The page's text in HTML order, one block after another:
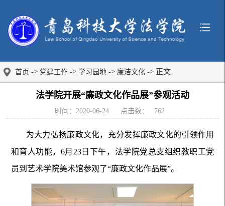
首页 -> 党建工作 -> 学习园地 -> 廉洁文化 -> 正文
法学院开展“廉政文化作品展”参观活动
时间：2020-06-24 点击数： 762
为大力弘扬廉政文化，充分发挥廉政文化的引领作用
和育人功能，6月23日下午，法学院党总支组织教职工党
员到艺术学院美术馆参观了“廉政文化作品展”。